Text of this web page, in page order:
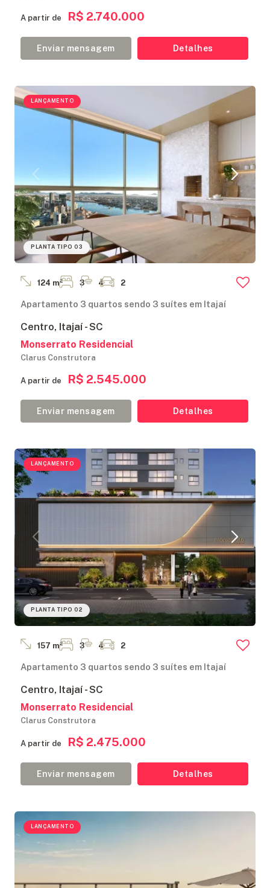
A partir de R$ 2.740.000
Enviar mensagem Detalhes
LANÇAMENTO
PLANTA TIPO 03
124 m² 3 4 2
Apartamento 3 quartos sendo 3 suítes em Itajaí
Centro, Itajaí - SC
Monserrato Residencial
Clarus Construtora
A partir de R$ 2.545.000
Enviar mensagem Detalhes
LANÇAMENTO
PLANTA TIPO 02
157 m² 3 4 2
Apartamento 3 quartos sendo 3 suítes em Itajaí
Centro, Itajaí - SC
Monserrato Residencial
Clarus Construtora
A partir de R$ 2.475.000
Enviar mensagem Detalhes
LANÇAMENTO